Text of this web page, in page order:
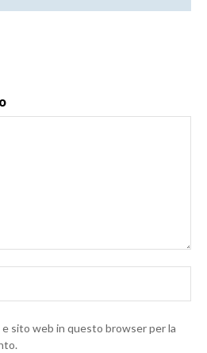
e sito web in questo browser per la